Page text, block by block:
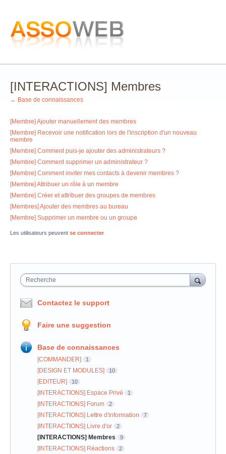
[INTERACTIONS] Membres
← Base de connaissances
[Membre] Ajouter manuellement des membres
[Membre] Recevoir une notification lors de l'inscription d'un nouveau
membre
[Membre] Comment puis-je ajouter des administrateurs ?
[Membre] Comment supprimer un administrateur ?
[Membre] Comment inviter mes contacts à devenir membres ?
[Membre] Attribuer un rôle à un membre
[Membre] Créer et attribuer des groupes de membres
[Membres] Ajouter des membres au bureau
[Membre] Supprimer un membre ou un groupe
Les utilisateurs peuvent se connecter
Recherche
Contactez le support
Faire une suggestion
Base de connaissances
[COMMANDER] 1
[DESIGN ET MODULES] 10
[EDITEUR] 10
[INTERACTIONS] Espace Privé 1
[INTERACTIONS] Forum 2
[INTERACTIONS] Lettre d'information 7
[INTERACTIONS] Livre d'or 2
[INTERACTIONS] Membres 9
[INTERACTIONS] Réactions 2